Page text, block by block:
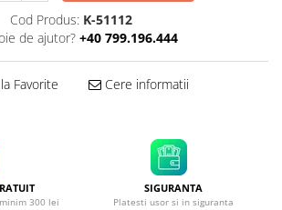
Cod Produs: K-51112
de ajutor? +40 799.196.444
Favorite Cere informatii
300 lei
SIGURANTA
Platesti usor si in siguranta